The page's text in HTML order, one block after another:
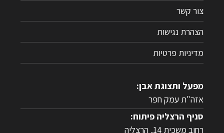
צור קשר
הצהרת נגישות
מדיניות פרטיות
מפעל ותצוגת אבן:
אזה"ת עמק חפר
סניף הרצליה פיתוח:
רחוב משכית 14, הרצליה